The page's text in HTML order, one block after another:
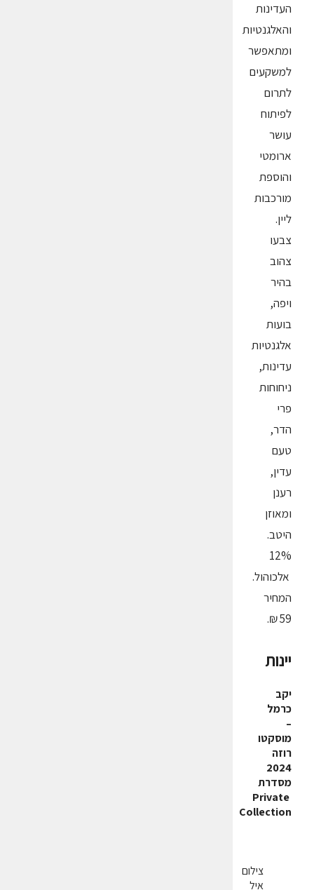
העדינות
והאלגנטיות
ומתאפשר
למשקעים
לתרום
לפיתוח
עושר
ארומטי
והוספת
מורכבות
ליין.
צבעו
צהוב
בהיר
ויפה,
בועות
אלגנטיות
עדינות,
ניחוחות
פרי
הדר,
טעם
עדין,
רענן
ומאוזן
היטב.
12%
אלכוהול.
המחיר
59 ₪.
יינות
יקב
כרמל
–
מוסקטו
רוזה
2024
מסדרת
Private
Collection
צילום
איל